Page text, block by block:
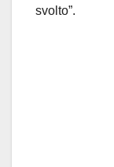
svolto”.